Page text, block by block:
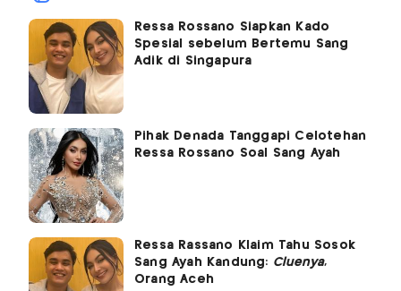
Ressa Rossano Siapkan Kado
Spesial sebelum Bertemu Sang
Adik di Singapura
Pihak Denada Tanggapi Celotehan
Ressa Rossano Soal Sang Ayah
Ressa Rassano Klaim Tahu Sosok
Sang Ayah Kandung: Cluenya,
Orang Aceh